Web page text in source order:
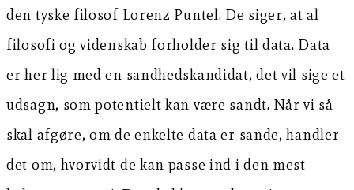
den tyske filosof Lorenz Puntel. De siger, at al
filosofi og videnskab forholder sig til data. Data
er her lig med en sandhedskandidat, det vil sige et
udsagn, som potentielt kan være sandt. Når vi så
skal afgøre, om de enkelte data er sande, handler
det om, hvorvidt de kan passe ind i den mest